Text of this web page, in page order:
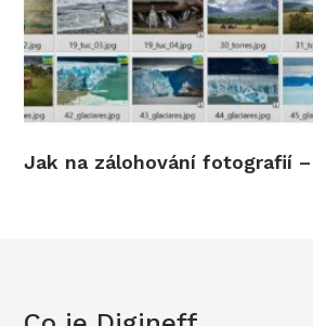
Jak na zálohování fotografií